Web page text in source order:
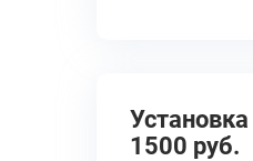
1500 руб.